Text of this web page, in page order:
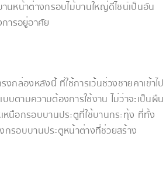
นหน้าต่างกรอบไม้บานใหญ่ดีไซน์เป็นอัน
ารอยู่อาศัย
กล่องหลังนี้ ที่ใช้การเว้นช่วงชายคาเข้าไป
ตามความต้องการใช้งาน ไม่ว่าจะเป็นผืน
นือกรอบบานประตูที่ใช้บานกระทุ้ง ที่ทั้ง
กรอบบานประตูหน้าต่างที่ช่วยสร้าง